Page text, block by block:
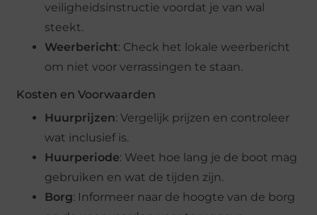
veiligheidsinstructie voordat je van wal
steekt.
Weerbericht: Check het lokale weerbericht
om niet voor verrassingen te staan.
Kosten en Voorwaarden
Huurprijzen: Vergelijk prijzen en controleer
wat inclusief is.
Huurperiode: Weet hoe lang je de boot mag
gebruiken en wat de tijden zijn.
Borg: Informeer naar de hoogte van de borg